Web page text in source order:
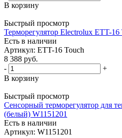
В корзину
Быстрый просмотр
Терморегулятор Electrolux ETT-16
Есть в наличии
Артикул: ETT-16 Touch
8 388 руб.
-
+
В корзину
Быстрый просмотр
Сенсорный терморегулятор для
(белый) W1151201
Есть в наличии
Артикул: W1151201